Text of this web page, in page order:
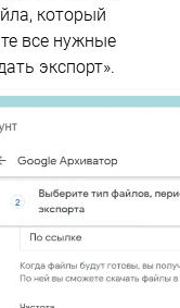
который
все нужные
экспорт».